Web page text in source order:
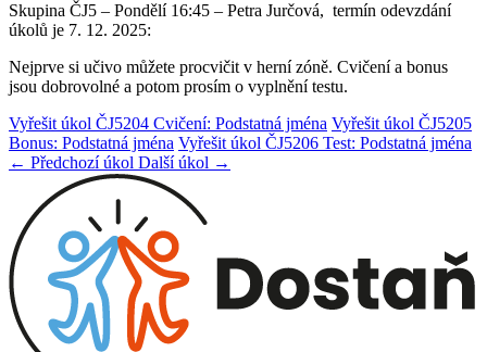
Skupina ČJ5 – Pondělí 16:45 – Petra Jurčová, termín odevzdání
úkolů je 7. 12. 2025:
Nejprve si učivo můžete procvičit v herní zóně. Cvičení a bonus
jsou dobrovolné a potom prosím o vyplnění testu.
Vyřešit úkol ČJ5204 Cvičení: Podstatná jména Vyřešit úkol ČJ5205
Bonus: Podstatná jména Vyřešit úkol ČJ5206 Test: Podstatná jména
← Předchozí úkol Další úkol →